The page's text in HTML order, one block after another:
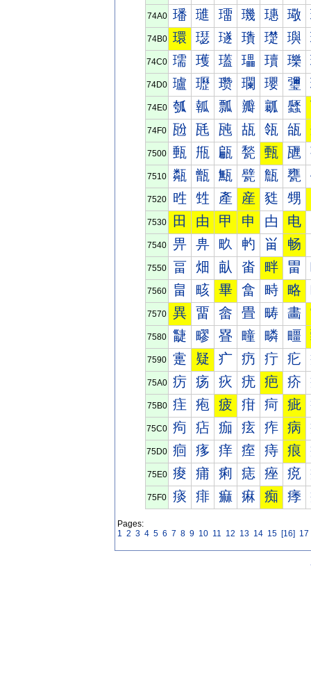
74A0 璠 璡 璢 璣 璤 璥
74B0 環 璱 璲 璳 璴 璵
74C0 瓀 瓁 瓂 瓃 瓄 瓅
74D0 瓐 瓑 瓒 瓓 瓔 瓕
74E0 瓠 瓡 瓢 瓣 瓤 瓥
74F0 瓰 瓱 瓲 瓳 瓴 瓵
7500 甀 甁 甂 甃 甄 甅
7510 甐 甑 甒 甓 甔 甕
7520 甠 甡 產 産 甤 甥
7530 田 由 甲 申 甴 电
7540 畀 畁 畂 畃 畄 畅
7550 畐 畑 畒 畓 畔 畕
7560 畠 畡 畢 畣 畤 略
7570 異 畱 畲 畳 畴 畵
7580 疀 疁 疂 疃 疄 疅
7590 疐 疑 疒 疓 疔 疕
75A0 疠 疡 疢 疣 疤 疥
75B0 疰 疱 疲 疳 疴 疵
75C0 痀 痁 痂 痃 痄 病
75D0 痐 痑 痒 痓 痔 痕
75E0 痠 痡 痢 痣 痤 痥
75F0 痰 痱 痲 痳 痴 痵
Pages:
1 2 3 4 5 6 7 8 9 10 11 12 13 14 15 [16] 17